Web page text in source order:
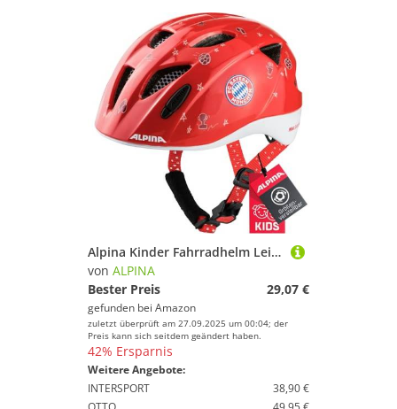
Alpina Kinder Fahrradhelm Leichter, Sicherer & Bruchfester FC Bayern Fahrradhelm Mit Optionalen LED-Licht Für Kinder, FCB Gloss, 47-51cm
von ALPINA
Bester Preis
29,07 €
gefunden bei Amazon
zuletzt überprüft am 27.09.2025 um 00:04; der
Preis kann sich seitdem geändert haben.
42% Ersparnis
Weitere Angebote:
INTERSPORT
38,90 €